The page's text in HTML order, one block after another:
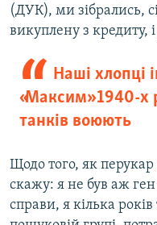
(ДУК), ми зібрались,
викуплену з кредиту,
Наші хлопці
«Максим» 1940-х
танків воюють
Щодо того, як перукар
скажу: я не був аж ген
справи, я кілька